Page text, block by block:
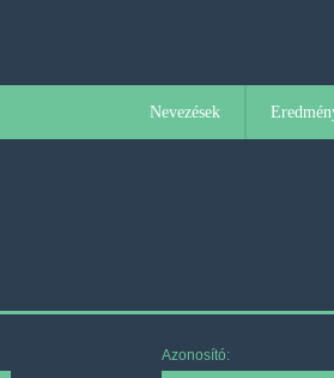
Nevezések
Azonosító: